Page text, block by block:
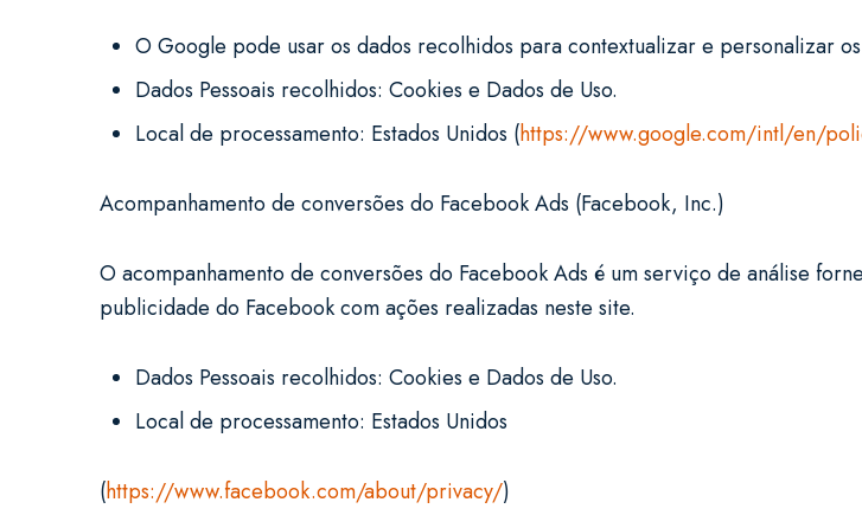
O Google pode usar os dados recolhidos para contextualizar e personalizar
Dados Pessoais recolhidos: Cookies e Dados de Uso.
Local de processamento: Estados Unidos (https://www.google.com/intl/en/
Acompanhamento de conversões do Facebook Ads (Facebook, Inc.)
O acompanhamento de conversões do Facebook Ads é um serviço de análise
publicidade do Facebook com ações realizadas neste site.
Dados Pessoais recolhidos: Cookies e Dados de Uso.
Local de processamento: Estados Unidos
(https://www.facebook.com/about/privacy/)